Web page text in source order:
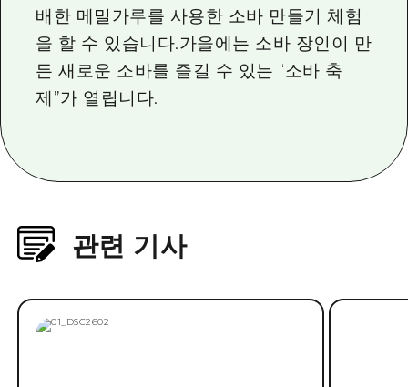
배한 메밀가루를 사용한 소바 만들기 체험
을 할 수 있습니다.가을에는 소바 장인이 만
든 새로운 소바를 즐길 수 있는 “소바 축
제”가 열립니다.
관련 기사